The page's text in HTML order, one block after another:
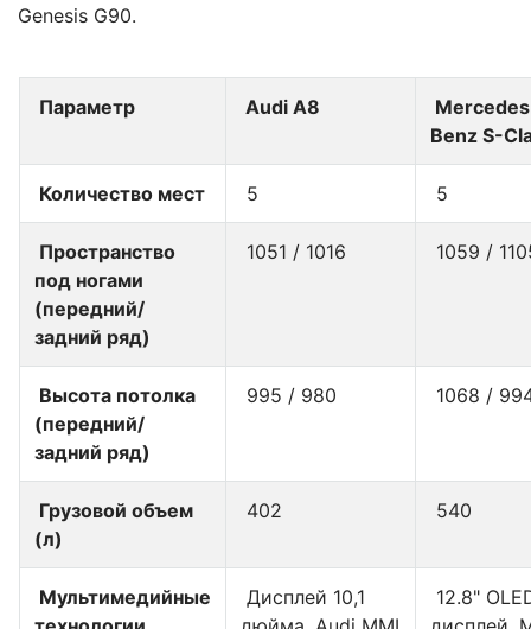
Genesis G90.
Параметр Audi A8
Benz S-
Количество мест 5 5
Пространство
под ногами
(передний/
задний ряд)
1051 / 1016 1059 /
Высота потолка
(передний/
задний ряд)
995 / 980 1068 /
Грузовой объем
(л)
402 540
Мультимедийные
Дисплей 10,1
12.8"